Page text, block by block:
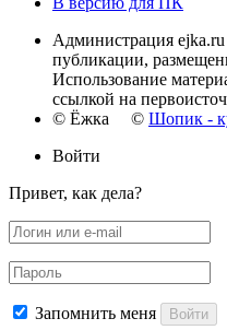
Администрация ejka.ru
публикации,
Использование
ссылкой на
© Ёжка © Шопик -
Войти
Привет, как дела?
Запомнить меня Войти